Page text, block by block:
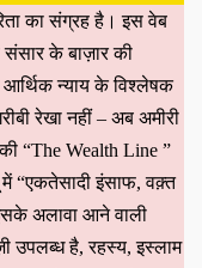
का संग्रह है। इस वेब
के बाज़ार की
आर्थिक न्याय के विश्लेषक
रेखा नहीं – अब अमीरी
“The Wealth Line ”
में “एकतेसादी इंसाफ, वक़्त
अलावा आने वाली
उपलब्ध है, रहस्य, इस्लाम